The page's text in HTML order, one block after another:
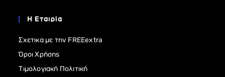
Η Εταιρία
Σχετικα με την FREEextra
Όροι Χρήσης
Τιμολογιακή Πολιτική